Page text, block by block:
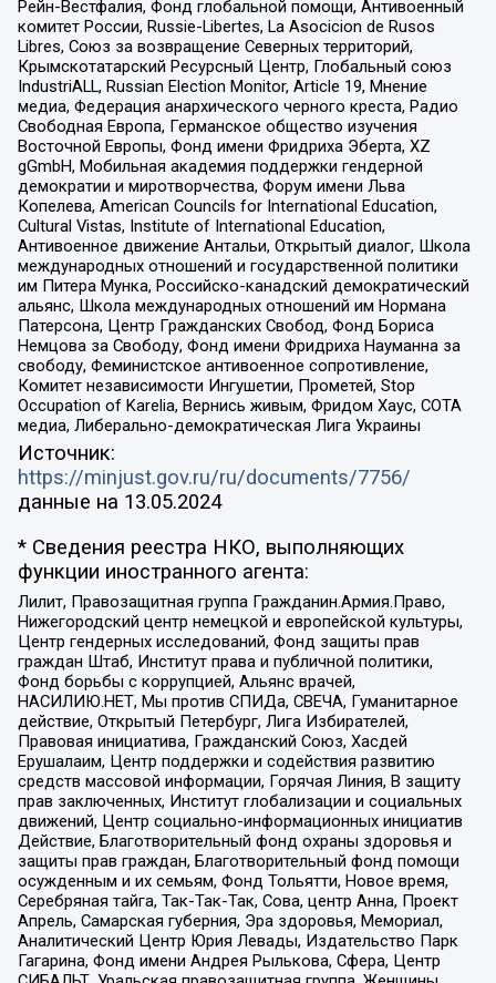
Рейн-Вестфалия, Фонд глобальной помощи, Антивоенный
комитет России, Russie-Libertes, La Asocicion de Rusos
Libres, Союз за возвращение Северных территорий,
Крымскотатарский Ресурсный Центр, Глобальный союз
IndustriALL, Russian Election Monitor, Article 19, Мнение
медиа, Федерация анархического черного креста, Радио
Свободная Европа, Германское общество изучения
Восточной Европы, Фонд имени Фридриха Эберта, XZ
gGmbH, Мобильная академия поддержки гендерной
демократии и миротворчества, Форум имени Льва
Копелева, American Councils for International Education,
Cultural Vistas, Institute of International Education,
Антивоенное движение Антальи, Открытый диалог, Школа
международных отношений и государственной политики
им Питера Мунка, Российско-канадский демократический
альянс, Школа международных отношений им Нормана
Патерсона, Центр Гражданских Свобод, Фонд Бориса
Немцова за Свободу, Фонд имени Фридриха Науманна за
свободу, Феминистское антивоенное сопротивление,
Комитет независимости Ингушетии, Прометей, Stop
Occupation of Karelia, Вернись живым, Фридом Хаус, СОТА
медиа, Либерально-демократическая Лига Украины
Источник:
https://minjust.gov.ru/ru/documents/7756/
данные на 13.05.2024
* Сведения реестра НКО, выполняющих
функции иностранного агента:
Лилит, Правозащитная группа Гражданин.Армия.Право,
Нижегородский центр немецкой и европейской культуры,
Центр гендерных исследований, Фонд защиты прав
граждан Штаб, Институт права и публичной политики,
Фонд борьбы с коррупцией, Альянс врачей,
НАСИЛИЮ.НЕТ, Мы против СПИДа, СВЕЧА, Гуманитарное
действие, Открытый Петербург, Лига Избирателей,
Правовая инициатива, Гражданский Союз, Хасдей
Ерушалаим, Центр поддержки и содействия развитию
средств массовой информации, Горячая Линия, В защиту
прав заключенных, Институт глобализации и социальных
движений, Центр социально-информационных инициатив
Действие, Благотворительный фонд охраны здоровья и
защиты прав граждан, Благотворительный фонд помощи
осужденным и их семьям, Фонд Тольятти, Новое время,
Серебряная тайга, Так-Так-Так, Сова, центр Анна, Проект
Апрель, Самарская губерния, Эра здоровья, Мемориал,
Аналитический Центр Юрия Левады, Издательство Парк
Гагарина, Фонд имени Андрея Рылькова, Сфера, Центр